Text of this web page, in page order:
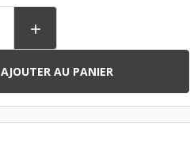

AJOUTER AU PANIER